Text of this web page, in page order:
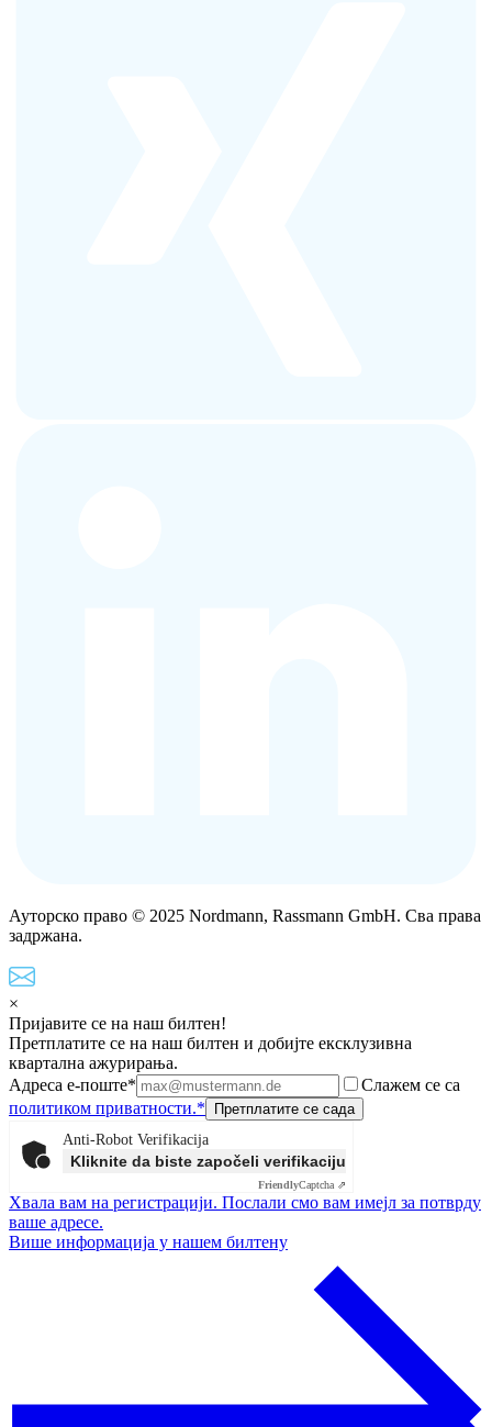
Ауторско право © 2025 Nordmann, Rassmann GmbH. Сва права
задржана.
×
Пријавите се на наш билтен!
Претплатите се на наш билтен и добијте ексклузивна
квартална ажурирања.
Адреса е-поште*
Слажем се са
политиком приватности.*
Anti-Robot Verifikacija
Kliknite da biste započeli verifikaciju
FriendlyCaptcha ⇗
Хвала вам на регистрацији. Послали смо вам имејл за потврду
ваше адресе.
Више информација у нашем билтену